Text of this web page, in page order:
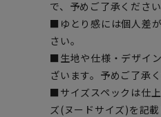
で、予めご了承ください
■ゆとり感には個人差
さい。
■生地や仕様・デザイ
ざいます。予めご了承く
■サイズスペックは仕
ズ(ヌードサイズ)を記